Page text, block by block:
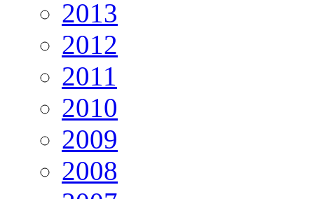
2013
2012
2011
2010
2009
2008